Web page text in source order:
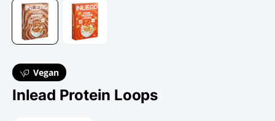
Vegan
Inlead Protein Loops